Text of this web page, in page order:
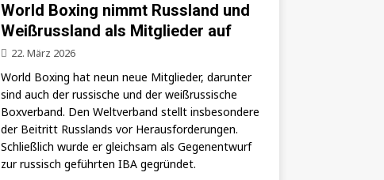
World Boxing nimmt Russland und
Weißrussland als Mitglieder auf
22. März 2026
World Boxing hat neun neue Mit­glie­der, dar­un­ter
sind auch der rus­si­sche und der weiß­rus­si­sche
Box­ver­band. Den Welt­ver­band stellt ins­be­son­de­re
der Bei­tritt Russ­lands vor Her­aus­for­de­run­gen.
Schließ­lich wur­de er gleich­sam als Gegen­ent­wurf
zur rus­sisch geführ­ten IBA gegründet.